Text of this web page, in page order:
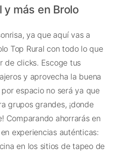
y más en Brolo
ya que aquí vas a
Top Rural con todo lo que
de clicks. Escoge tus
y aprovecha la buena
espacio no será ya que
grupos grandes, ¡donde
Comparando ahorrarás en
experiencias auténticas:
en los sitios de tapeo de